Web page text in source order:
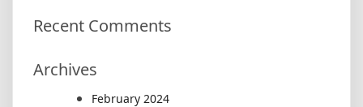
Recent Comments
Archives
February 2024